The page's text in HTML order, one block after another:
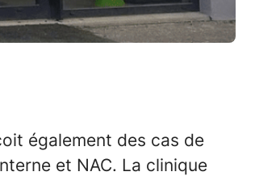
également des cas de
et NAC. La clinique